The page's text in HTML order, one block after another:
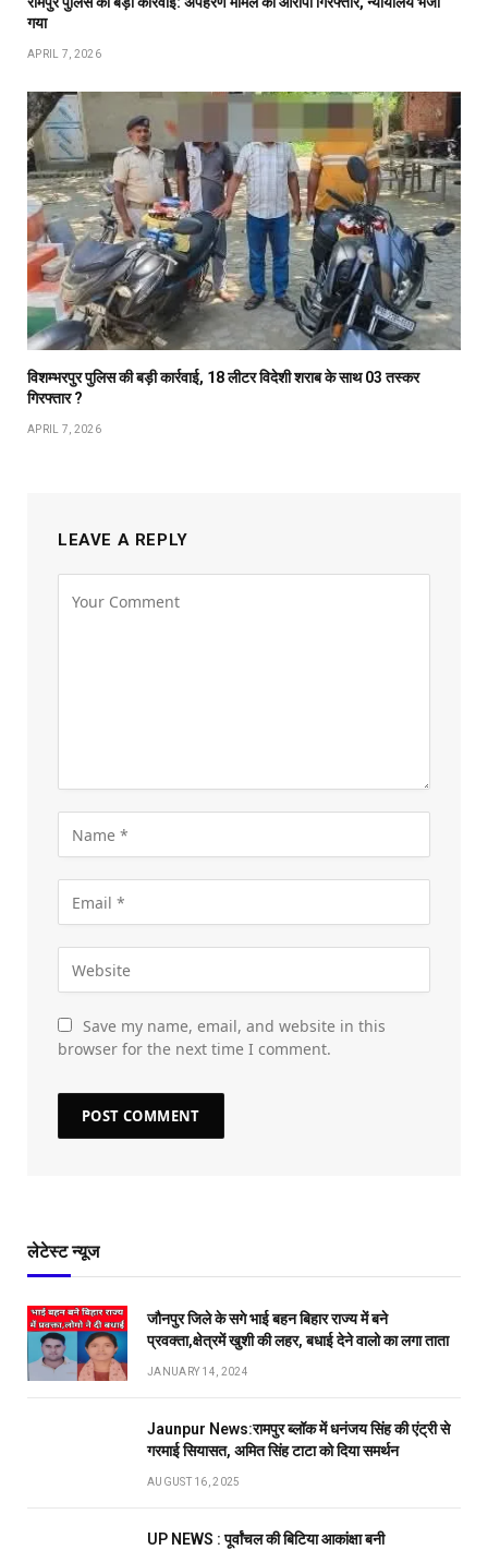
गया
APRIL 7, 2026
विशम्भरपुर पुलिस की बड़ी कार्रवाई, 18 लीटर विदेशी शराब के साथ 03 तस्कर
गिरफ्तार ?
APRIL 7, 2026
LEAVE A REPLY
Save my name, email, and website in this
browser for the next time I comment.
लेटेस्ट न्यूज
जौनपुर जिले के सगे भाई बहन बिहार राज्य में बने
प्रवक्ता,क्षेत्रमें खुशी की लहर, बधाई देने वालो का लगा ताता
JANUARY 14, 2024
Jaunpur News:रामपुर ब्लॉक में धनंजय सिंह की एंट्री से
गरमाई सियासत, अमित सिंह टाटा को दिया समर्थन
AUGUST 16, 2025
UP NEWS : पूर्वांचल की बिटिया आकांक्षा बनी